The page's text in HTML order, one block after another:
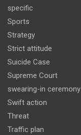
specific
Sports
Strategy
Strict attitude
Suicide Case
Supreme Court
swearing-in ceremony
Swift action
Threat
Traffic plan